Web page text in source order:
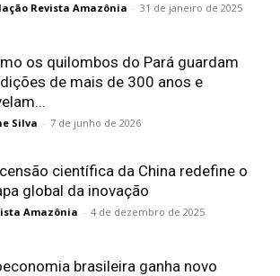
Revista Amazônia - 31 de janeiro de 2025
os quilombos do Pará guardam
de mais de 300 anos e
Silva - 7 de junho de 2026
científica da China redefine o
global da inovação
Amazônia - 4 de dezembro de 2025
brasileira ganha novo